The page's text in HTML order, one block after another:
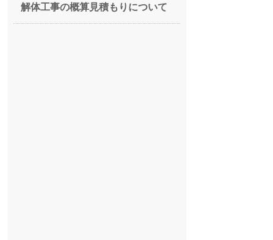
解体工事の概算見積もりについて